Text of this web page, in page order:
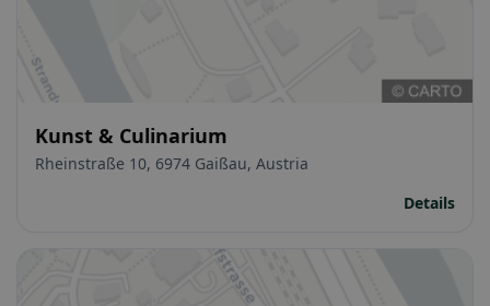
Kunst & Culinarium
Rheinstraße 10, 6974 Gaißau, Austria
Details